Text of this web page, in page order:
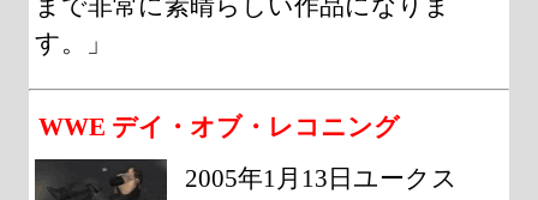
す。」
WWE デイ・オブ・レコニング
2005年1月13日ユークス